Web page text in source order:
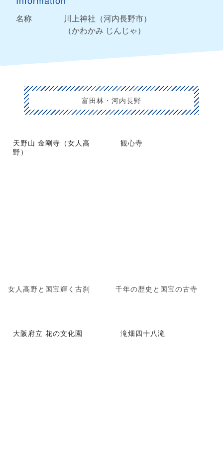
名称
川上神社（河内長野市）
（かわかみ じんじゃ）
富田林・河内長野
天野山 金剛寺（女人高
野）
女人高野と国宝輝く古刹
観心寺
千年の歴史と国宝の古寺
大阪府立 花の文化園 滝畑四十八滝